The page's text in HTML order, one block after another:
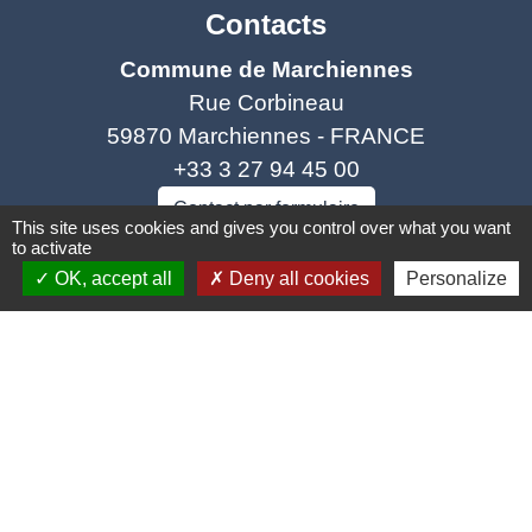
Contacts
Commune de Marchiennes
Rue Corbineau
59870 Marchiennes - FRANCE
+33 3 27 94 45 00
Contact par formulaire
This site uses cookies and gives you control over what you want
to activate
OK, accept all
Deny all cookies Personalize